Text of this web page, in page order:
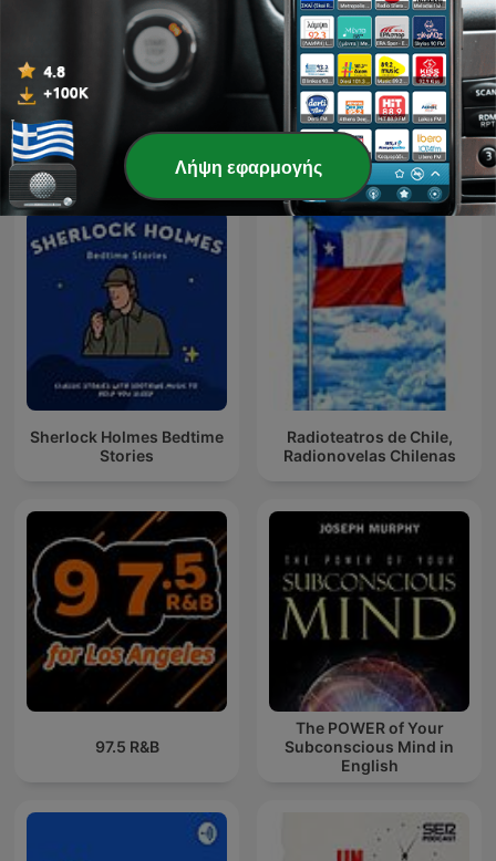
MUNDO BABEL David Guetta
Διεθνή podcasts Τέχνες
Sherlock Holmes Bedtime
Stories
Radioteatros de Chile,
Radionovelas Chilenas
97.5 R&B
The POWER of Your
Subconscious Mind in
English
Λήψη εφαρμογής